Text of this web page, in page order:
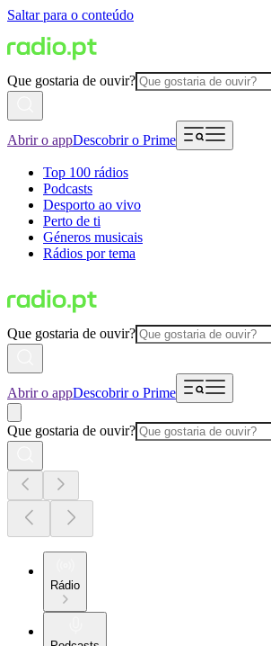
Saltar para o conteúdo
Que gostaria de ouvir?
Abrir o appDescobrir o Prime
Top 100 rádios
Podcasts
Desporto ao vivo
Perto de ti
Géneros musicais
Rádios por tema
Que gostaria de ouvir?
Abrir o appDescobrir o Prime
Que gostaria de ouvir?
Rádio